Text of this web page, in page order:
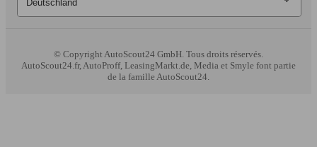
© CopyrightAutoScout24 GmbH. Tous droits réservés.
AutoScout24.fr, AutoProff, LeasingMarkt.de, Media et Smyle font partie
de la famille AutoScout24.